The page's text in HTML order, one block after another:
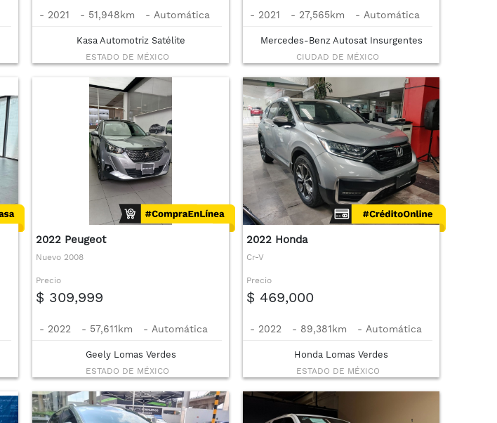
- 2021 - 51,948km - Automática
Kasa Automotriz Satélite
ESTADO DE MÉXICO
- 2021 - 27,565km - Automática
Mercedes-Benz Autosat Insurgentes
CIUDAD DE MÉXICO
2022 Peugeot
Nuevo 2008
Precio
$ 309,999
- 2022 - 57,611km - Automática
Geely Lomas Verdes
ESTADO DE MÉXICO
2022 Honda
Cr-V
Precio
$ 469,000
- 2022 - 89,381km - Automática
Honda Lomas Verdes
ESTADO DE MÉXICO